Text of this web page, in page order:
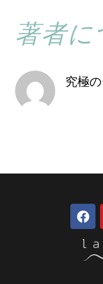
著者
究極